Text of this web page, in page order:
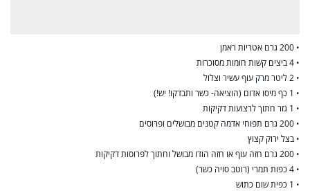
• 200 גרם אטריות ראמן
• 4 ביצים קשות חומות מסוכרות
• 2 ליטר מרק עוף עשיר וצלול
• 1 כף מיסו אדום (הוציאה- כשר ותבדקו! יש!)
• 1 גזר חתוך לרצועות דקיקות
• 200 גרם תפוחי אדמה קטנים מבושלים ופרוסים
• בצל ירוק קצוץ
• 200 גרם חזה עוף או חזה הודו מבושל וחתוך לפרוסות דקיקות
• 4 כפות תמרי (רוטב סויה כשר)
• 1 כפית שום כתוש